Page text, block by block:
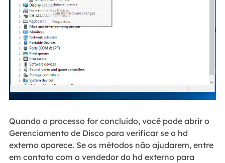
Quando o processo for concluído, você pode abrir o
Gerenciamento de Disco para verificar se o hd
externo aparece. Se os métodos não ajudarem, entre
em contato com o vendedor do hd externo para